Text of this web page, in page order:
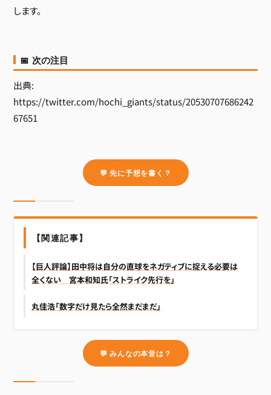
します。
📅 次の注目
出典:
https://twitter.com/hochi_giants/status/20530707686242
67651
💬 先に予想を書く？
【関連記事】
【巨人評論】田中将は自分の直球をネガティブに捉える必要は
全くない 宮本和知氏「ストライク先行を」
丸佳浩「数字だけ見たら全然まだまだ」
💬 みんなの本音は？